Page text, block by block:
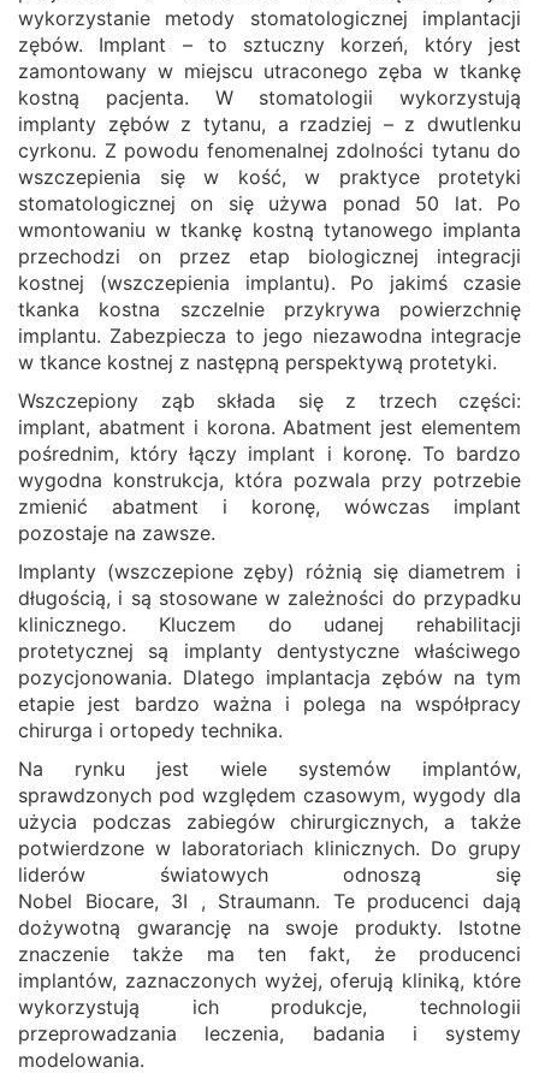
wykorzystanie metody stomatologicznej implantacji
zębów. Implant – to sztuczny korzeń, który jest
zamontowany w miejscu utraconego zęba w tkankę
kostną pacjenta. W stomatologii wykorzystują
implanty zębów z tytanu, a rzadziej – z dwutlenku
cyrkonu. Z powodu fenomenalnej zdolności tytanu do
wszczepienia się w kość, w praktyce protetyki
stomatologicznej on się używa ponad 50 lat. Po
wmontowaniu w tkankę kostną tytanowego implanta
przechodzi on przez etap biologicznej integracji
kostnej (wszczepienia implantu). Po jakimś czasie
tkanka kostna szczelnie przykrywa powierzchnię
implantu. Zabezpiecza to jego niezawodna integracje
w tkance kostnej z następną perspektywą protetyki.
Wszczepiony ząb składa się z trzech części:
implant, abatment i korona. Abatment jest elementem
pośrednim, który łączy implant i koronę. To bardzo
wygodna konstrukcja, która pozwala przy potrzebie
zmienić abatment i koronę, wówczas implant
pozostaje na zawsze.
Implanty (wszczepione zęby) różnią się diametrem i
długością, i są stosowane w zależności do przypadku
klinicznego. Kluczem do udanej rehabilitacji
protetycznej są implanty dentystyczne właściwego
pozycjonowania. Dlatego implantacja zębów na tym
etapie jest bardzo ważna i polega na współpracy
chirurga i ortopedy technika.
Na rynku jest wiele systemów implantów,
sprawdzonych pod względem czasowym, wygody dla
użycia podczas zabiegów chirurgicznych, a także
potwierdzone w laboratoriach klinicznych. Do grupy
liderów światowych odnoszą się
Nobel Biocare, 3I , Straumann. Te producenci dają
dożywotną gwarancję na swoje produkty. Istotne
znaczenie także ma ten fakt, że producenci
implantów, zaznaczonych wyżej, oferują kliniką, które
wykorzystują ich produkcje, technologii
przeprowadzania leczenia, badania i systemy
modelowania.